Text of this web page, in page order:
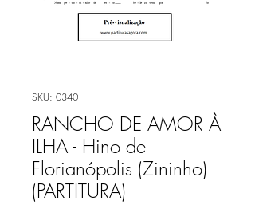
SKU: 0340
RANCHO DE AMOR À
ILHA - Hino de
Florianópolis (Zininho)
(PARTITURA)